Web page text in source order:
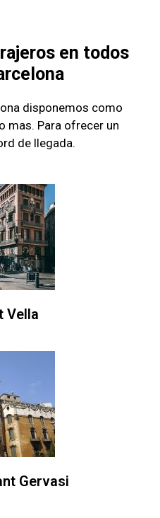
en todos
disponemos como
mas. Para ofrecer un
de llegada.
Vella
Gervasi